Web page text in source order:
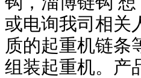
或电询我司相关
质的起重机链条
组装起重机。产